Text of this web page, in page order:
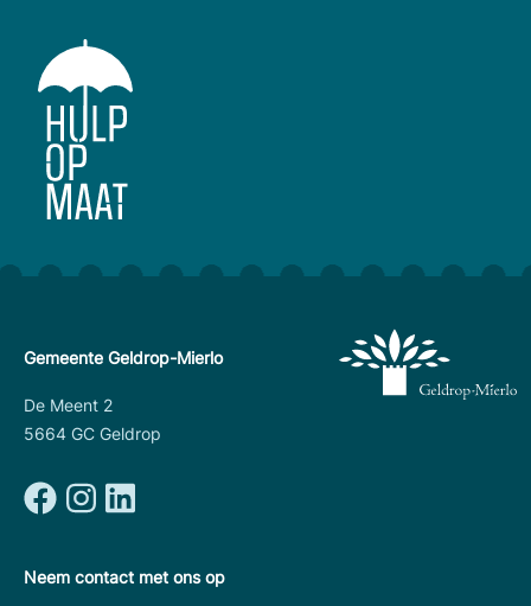
Gemeente Geldrop-Mierlo
De Meent 2
5664 GC Geldrop
Neem contact met ons op